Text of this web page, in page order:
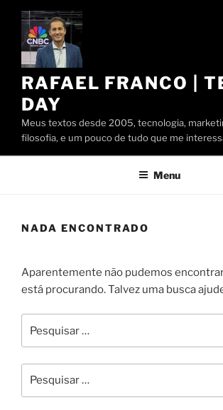
Pular
conteúdo
RAFAEL FRANCO |
DAY
Meus textos desde 2005, tecnologia,
filosofia, e um pouco de tudo que me
Menu
NADA ENCONTRADO
Aparentemente não pudemos
está procurando. Talvez uma busca
por:
por: